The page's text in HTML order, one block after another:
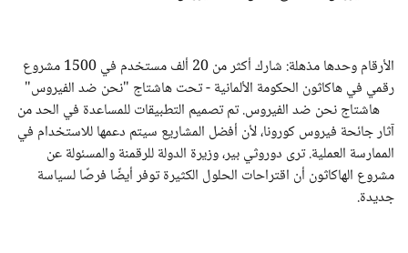
الأرقام وحدها مذهلة: شارك أكثر من 20 ألف مستخدم في 1500 مشروع
رقمي في هاكاثون الحكومة الألمانية - تحت هاشتاج "نحن ضد الفيروس"
هاشتاج نحن ضد الفيروس. تم تصميم التطبيقات للمساعدة في الحد من
آثار جائحة فيروس كورونا، لأن أفضل المشاريع سيتم دعمها للاستخدام في
الممارسة العملية. ترى دوروثي بير، وزيرة الدولة للرقمنة والمسئولة عن
مشروع الهاكاثون أن اقتراحات الحلول الكثيرة توفر أيضًا فرصًا لسياسة
جديدة.